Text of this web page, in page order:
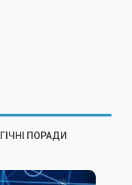
ПОРАДИ